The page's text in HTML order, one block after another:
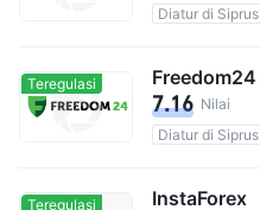
Diatur di Siprus
Teregulasi Freedom24
7.16 Nilai
Diatur di Siprus
Teregulasi InstaForex